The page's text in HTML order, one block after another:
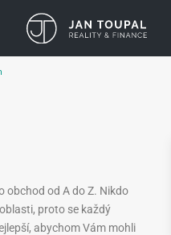
obchod od A do Z. Nikdo
proto se každý
abychom Vám mohli